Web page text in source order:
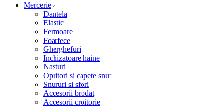
Mercerie
Dantela
Elastic
Fermoare
Foarfece
Gherghefuri
Inchizatoare haine
Nasturi
Opritori si capete snur
Snururi si sfori
Accesorii brodat
Accesorii croitorie